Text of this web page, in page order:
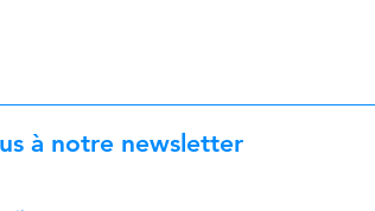
à notre newsletter